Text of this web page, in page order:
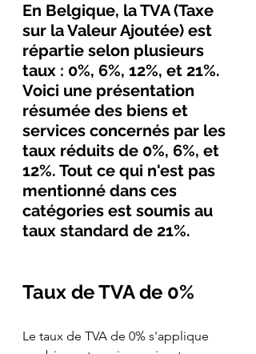
En Belgique, la TVA (Taxe
sur la Valeur Ajoutée) est
répartie selon plusieurs
taux : 0%, 6%, 12%, et 21%.
Voici une présentation
résumée des biens et
services concernés par les
taux réduits de 0%, 6%, et
12%. Tout ce qui n'est pas
mentionné dans ces
catégories est soumis au
taux standard de 21%.
Taux de TVA de 0%
Le taux de TVA de 0% s'applique